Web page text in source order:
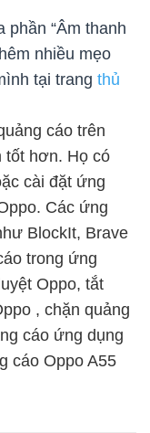
phần “Âm thanh
nhiều mẹo
tại trang thủ
cáo trên
tốt hơn. Họ có
cài đặt ứng
Các ứng
BlockIt, Brave
trong ứng
Oppo, tắt
, chặn quảng
cáo ứng dụng
cáo Oppo A55